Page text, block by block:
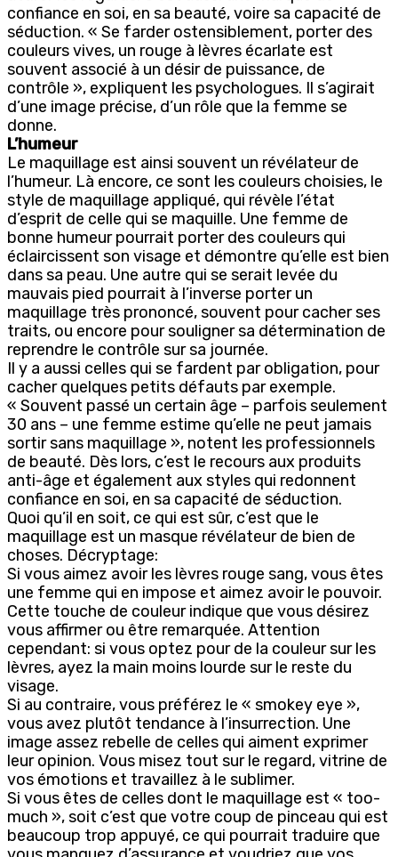
confiance en soi, en sa beauté, voire sa capacité de
séduction. « Se farder ostensiblement, porter des
couleurs vives, un rouge à lèvres écarlate est
souvent associé à un désir de puissance, de
contrôle », expliquent les psychologues. Il s’agirait
d’une image précise, d’un rôle que la femme se
donne.
L’humeur
Le maquillage est ainsi souvent un révélateur de
l’humeur. Là encore, ce sont les couleurs choisies, le
style de maquillage appliqué, qui révèle l’état
d’esprit de celle qui se maquille. Une femme de
bonne humeur pourrait porter des couleurs qui
éclaircissent son visage et démontre qu’elle est bien
dans sa peau. Une autre qui se serait levée du
mauvais pied pourrait à l’inverse porter un
maquillage très prononcé, souvent pour cacher ses
traits, ou encore pour souligner sa détermination de
reprendre le contrôle sur sa journée.
Il y a aussi celles qui se fardent par obligation, pour
cacher quelques petits défauts par exemple.
« Souvent passé un certain âge – parfois seulement
30 ans – une femme estime qu’elle ne peut jamais
sortir sans maquillage », notent les professionnels
de beauté. Dès lors, c’est le recours aux produits
anti-âge et également aux styles qui redonnent
confiance en soi, en sa capacité de séduction.
Quoi qu’il en soit, ce qui est sûr, c’est que le
maquillage est un masque révélateur de bien de
choses. Décryptage:
Si vous aimez avoir les lèvres rouge sang, vous êtes
une femme qui en impose et aimez avoir le pouvoir.
Cette touche de couleur indique que vous désirez
vous affirmer ou être remarquée. Attention
cependant: si vous optez pour de la couleur sur les
lèvres, ayez la main moins lourde sur le reste du
visage.
Si au contraire, vous préférez le « smokey eye »,
vous avez plutôt tendance à l’insurrection. Une
image assez rebelle de celles qui aiment exprimer
leur opinion. Vous misez tout sur le regard, vitrine de
vos émotions et travaillez à le sublimer.
Si vous êtes de celles dont le maquillage est « too-
much », soit c’est que votre coup de pinceau qui est
beaucoup trop appuyé, ce qui pourrait traduire que